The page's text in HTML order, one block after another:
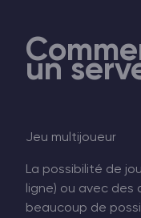
un
Jeu multijoueur
La possibilité de
ligne) ou avec
beaucoup de